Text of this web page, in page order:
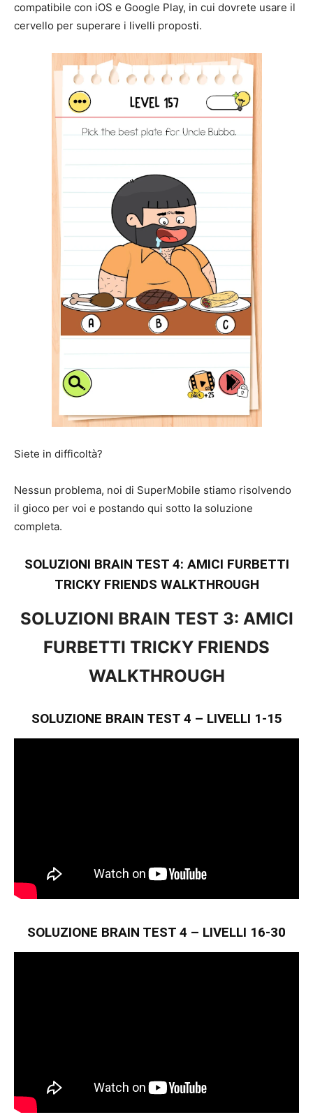
compatibile con iOS e Google Play, in cui dovrete usare il
cervello per superare i livelli proposti.
Siete in difficoltà?
Nessun problema, noi di SuperMobile stiamo risolvendo
il gioco per voi e postando qui sotto la soluzione
completa.
SOLUZIONI BRAIN TEST 4: AMICI FURBETTI
TRICKY FRIENDS WALKTHROUGH
SOLUZIONI BRAIN TEST 3: AMICI
FURBETTI TRICKY FRIENDS
WALKTHROUGH
SOLUZIONE BRAIN TEST 4 – LIVELLI 1-15
SOLUZIONE BRAIN TEST 4 – LIVELLI 16-30